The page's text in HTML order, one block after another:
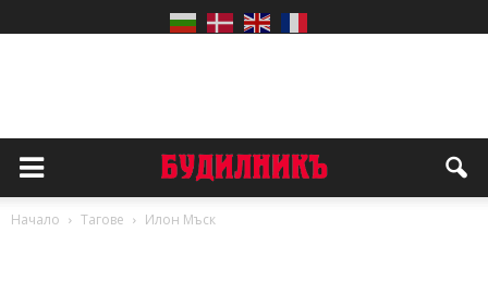
Начало Тагове Илон Мъск